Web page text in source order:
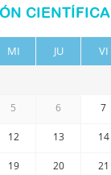
CIENTÍFICA